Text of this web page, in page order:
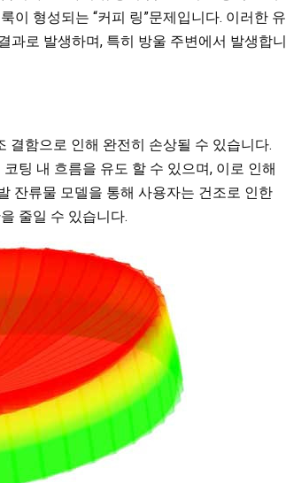
이 형성되는 “커피 링”문제입니다. 이러한 유
과로 발생하며, 특히 방울 주변에서 발생합니
결함으로 인해 완전히 손상될 수 있습니다.
팅 내 흐름을 유도 할 수 있으며, 이로 인해
잔류물 모델을 통해 사용자는 건조로 인한
줄일 수 있습니다.